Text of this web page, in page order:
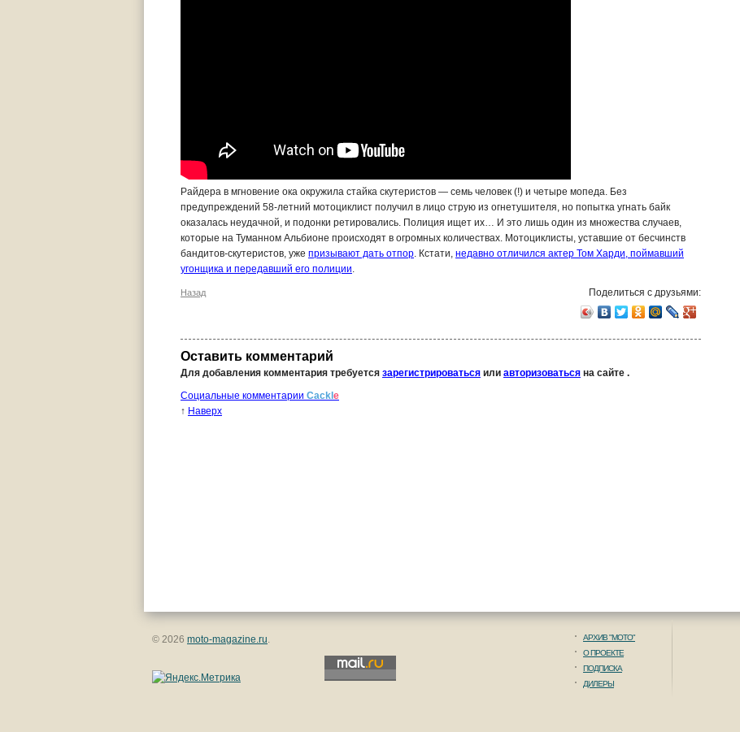
Райдера в мгновение ока окружила стайка скутеристов — семь человек (!) и четыре мопеда. Без
предупреждений 58-летний мотоциклист получил в лицо струю из огнетушителя, но попытка угнать байк
оказалась неудачной, и подонки ретировались. Полиция ищет их… И это лишь один из множества случаев,
которые на Туманном Альбионе происходят в огромных количествах. Мотоциклисты, уставшие от бесчинств
бандитов-скутеристов, уже призывают дать отпор. Кстати, недавно отличился актер Том Харди, поймавший
угонщика и передавший его полиции.
Назад Поделиться с друзьями:
Оставить комментарий
Для добавления комментария требуется зарегистрироваться или авторизоваться на сайте .
Социальные комментарии Cackl e
↑ Наверх
© 2026 moto-magazine.ru.
АРХИВ "МОТО"
О ПРОЕКТЕ
ПОДПИСКА
ДИЛЕРЫ